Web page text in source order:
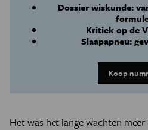
Dossier wiskunde:
Kritiek op de
Slaapapneu:
Koop
Het was het lange wachten meer